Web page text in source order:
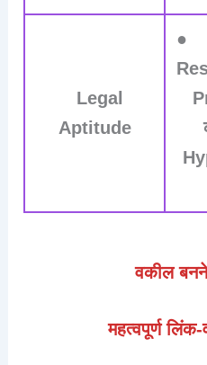
Legal
Aptitude
●
वकील
महत्वपूर्ण